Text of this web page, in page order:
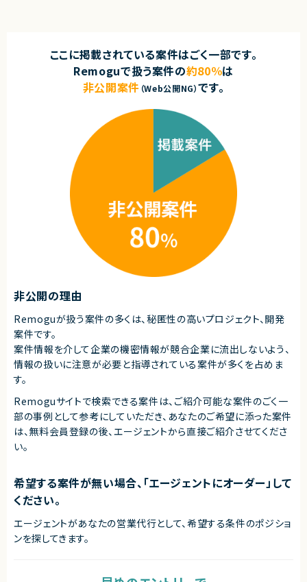
ここに掲載されている案件はごく一部です。
Remoguで扱う案件の約80％は
非公開案件 （Web公開NG）です。
非公開の理由
Remoguが扱う案件の多くは、秘匿性の高いプロジェクト、開発
案件です。
案件情報を介して企業の機密情報が競合企業に流出しないよう、
情報の扱いに注意が必要と指導されている案件が多くを占めま
す。
Remoguサイトで検索できる案件は、ご紹介可能な案件のごく一
部の事例として参考にしていただき、 あなたのご希望に添った案件
は、無料会員登録の後、エージェントから直接ご紹介させてくださ
い。
希望する案件が無い場合、「エージェントにオーダー」して
ください。
エージェントがあなたの営業代行として、希望する条件のポジショ
ンを探してきます。